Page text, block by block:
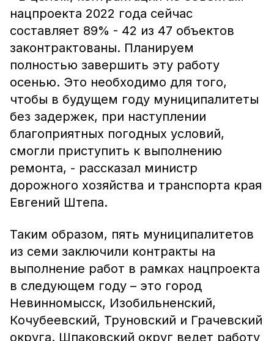
нацпроекта 2022 года сейчас
составляет 89% - 42 из 47 объектов
законтрактованы. Планируем
полностью завершить эту работу
осенью. Это необходимо для того,
чтобы в будущем году муниципалитеты
без задержек, при наступлении
благоприятных погодных условий,
смогли приступить к выполнению
ремонта, - рассказал министр
дорожного хозяйства и транспорта края
Евгений Штепа.
Таким образом, пять муниципалитетов
из семи заключили контракты на
выполнение работ в рамках нацпроекта
в следующем году – это город
Невинномысск, Изобильненский,
Кочубеевский, Труновский и Грачевский
округа. Шпаковский округ ведет работу